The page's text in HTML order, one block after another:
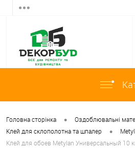
Головна сторінка • Оздоблювальні
Клей для склополотна та шпалер •
Клей для обоев Metylan Универсальный 10